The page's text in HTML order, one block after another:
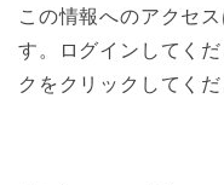
この情報へのアクセ
す。ログインしてく
クをクリックしてくだ